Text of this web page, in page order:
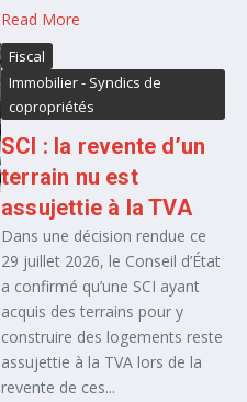
Read More
Fiscal
Immobilier - Syndics de
copropriétés
SCI : la revente d’un
terrain nu est
assujettie à la TVA
Dans une décision rendue ce
29 juillet 2026, le Conseil d’État
a confirmé qu’une SCI ayant
acquis des terrains pour y
construire des logements reste
assujettie à la TVA lors de la
revente de ces...